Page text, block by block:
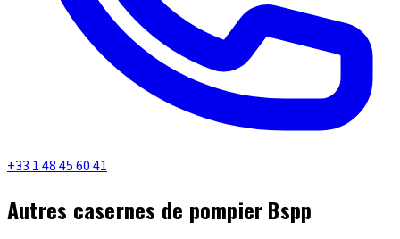
+33 1 48 45 60 41
Autres casernes de pompier Bspp